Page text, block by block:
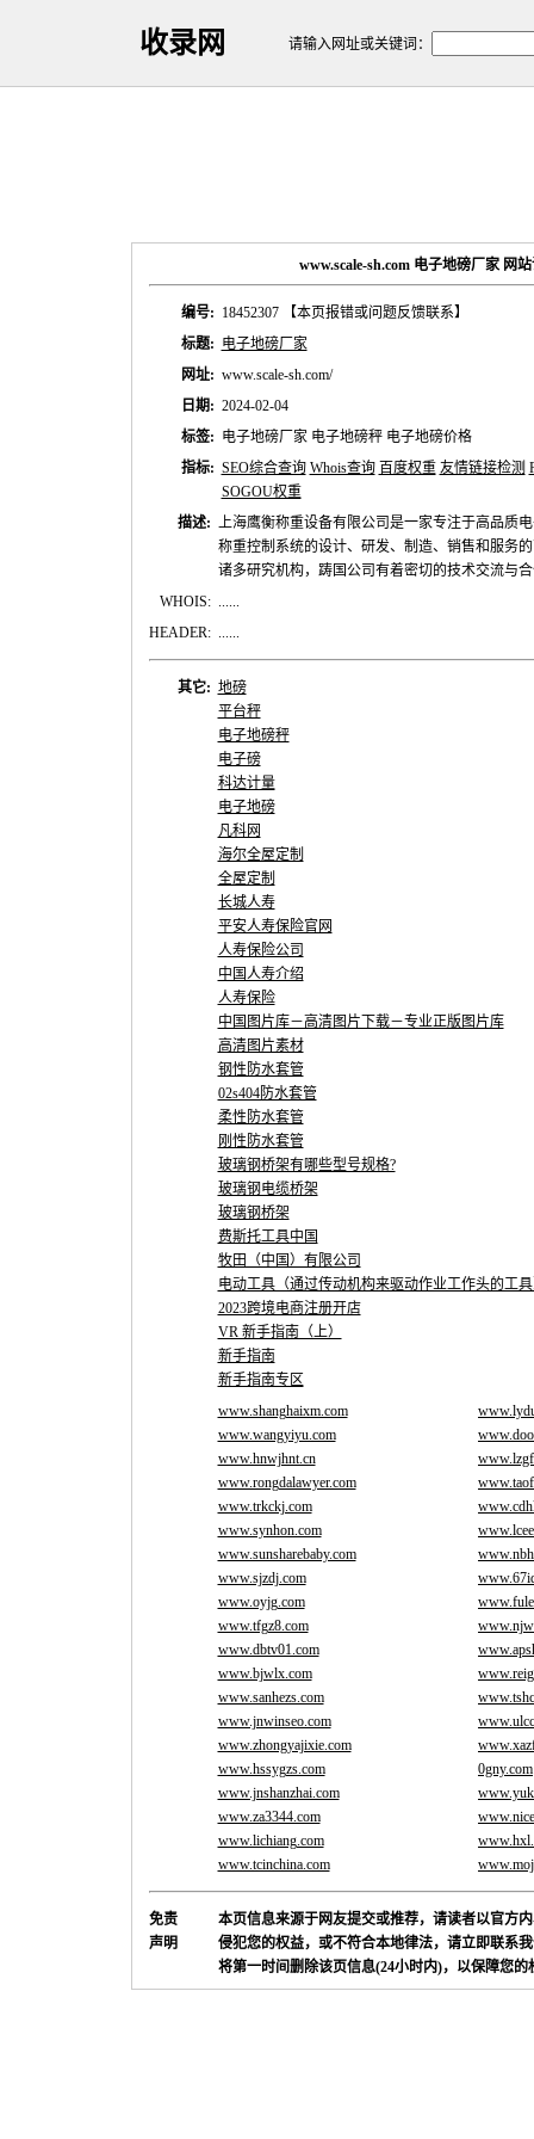
收录网 请输入网址或关键词：
www.scale-sh.com 电子地磅厂家 网
编号: 18452307
【本页报错或问题反馈联系】
标题: 电子地磅厂家
网址: www.scale-sh.com/
日期: 2024-02-04
标签: 电子地磅厂家 电子地磅秤 电子地磅价格
指标: SEO综合查询 Whois查询 百度权重 友情链接检测
SOGOU权重
描述: 上海鹰衡称重设备有限公司是一家专注于高品质
称重控制系统的设计、研发、制造、销售和服务
诸多研究机构，踌国公司有着密切的技术交流与
WHOIS: ......
HEADER: ......
其它: 地磅
平台秤
电子地磅秤
电子磅
科达计量
电子地磅
凡科网
海尔全屋定制
全屋定制
长城人寿
平安人寿保险官网
人寿保险公司
中国人寿介绍
人寿保险
中国图片库－高清图片下载－专业正版图片库
高清图片素材
钢性防水套管
02s404防水套管
柔性防水套管
刚性防水套管
玻璃钢桥架有哪些型号规格?
玻璃钢电缆桥架
玻璃钢桥架
费斯托工具中国
牧田（中国）有限公司
电动工具（通过传动机构来驱动作业工作头的工
2023跨境电商注册开店
VR 新手指南（上）
新手指南
新手指南专区
www.shanghaixm.com
www.wangyiyu.com
www.hnwjhnt.cn
www.rongdalawyer.com
www.trkckj.com
www.synhon.com
www.sunsharebaby.com
www.sjzdj.com
www.oyjg.com
www.tfgz8.com
www.dbtv01.com
www.bjwlx.com
www.sanhezs.com
www.jnwinseo.com
www.zhongyajixie.com
www.hssygzs.com
0gny.com
www.jnshanzhai.com
www.za3344.com
www.lichiang.com
www.tcinchina.com
免责
声明
本页信息来源于网友提交或推荐，请读者以官方
侵犯您的权益，或不符合本地律法，请立即联系
将第一时间删除该页信息(24小时内)，以保障您的